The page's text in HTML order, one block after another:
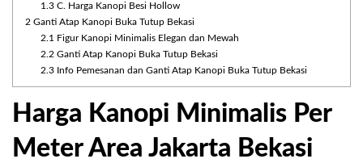
1.3C. Harga Kanopi Besi Hollow
2 Ganti Atap Kanopi Buka Tutup Bekasi
2.1
Figur Kanopi Minimalis Elegan dan Mewah
2.2 Ganti Atap Kanopi Buka Tutup Bekasi
2.3Info Pemesanan dan Ganti Atap Kanopi Buka Tutup Bekasi
Harga Kanopi Minimalis Per
Meter Area Jakarta Bekasi